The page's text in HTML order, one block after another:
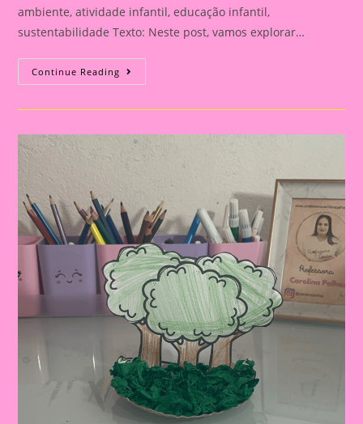
ambiente, atividade infantil, educação infantil,
sustentabilidade Texto: Neste post, vamos explorar…
Continue Reading Post
21:
Uma
Para
Dia
Meio
Ambiente